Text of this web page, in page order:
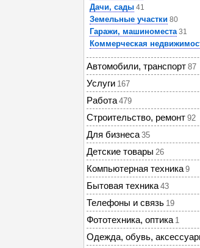
Дачи, сады 41
Земельные участки 80
Гаражи, машиноместа 31
Коммерческая
Автомобили, транспорт 87
Услуги 167
Работа 479
Строительство, ремонт 92
Для бизнеса 35
Детские товары 26
Компьютерная техника 9
Бытовая техника 43
Телефоны и связь 19
Фототехника, оптика 1
Одежда, обувь,